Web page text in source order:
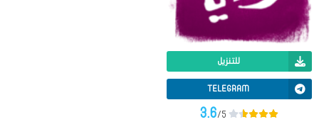
للتنزيل
TELEGRAM
3.6/5